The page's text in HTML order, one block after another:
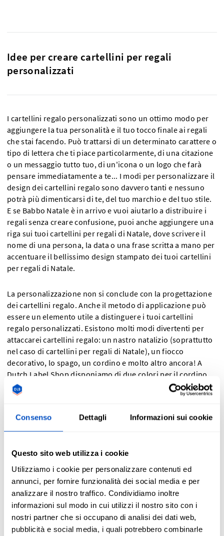
Consenso Dettagli Informazioni sui cookie
Questo sito web utilizza i cookie
Utilizziamo i cookie per personalizzare contenuti ed
annunci, per fornire funzionalità dei social media e per
analizzare il nostro traffico. Condividiamo inoltre
informazioni sul modo in cui utilizzi il nostro sito con i
nostri partner che si occupano di analisi dei dati web,
pubblicità e social media, i quali potrebbero combinarle
Idee per creare cartellini per regali
personalizzati
I cartellini regalo personalizzati sono un ottimo modo per
aggiungere la tua personalità e il tuo tocco finale ai regali
che stai facendo. Può trattarsi di un determinato carattere o
tipo di lettera che ti piace particolarmente, di una citazione
o un messaggio tutto tuo, di un'icona o un logo che farà
pensare immediatamente a te... I modi per personalizzare il
design dei cartellini regalo sono davvero tanti e nessuno
potrà più dimenticarsi di te, del tuo marchio e del tuo stile.
E se Babbo Natale è in arrivo e vuoi aiutarlo a distribuire i
regali senza creare confusione, puoi anche aggiungere una
riga sui tuoi cartellini per regali di Natale, dove scrivere il
nome di una persona, la data o una frase scritta a mano per
accentuare il bellissimo design stampato dei tuoi cartellini
per regali di Natale.
La personalizzazione non si conclude con la progettazione
dei cartellini regalo. Anche il metodo di applicazione può
essere un elemento utile a distinguere i tuoi cartellini
regalo personalizzati. Esistono molti modi divertenti per
attaccarei cartellini regalo: un nastro natalizio (soprattutto
nel caso di cartellini per regali di Natale), un fiocco
decorativo, lo spago, un cordino e molto altro ancora! A
Dutch Label Shop disponiamo di due colori per il cordino,
bianco o nero, che attaccheremo ai cartellini per regali fai
da te, facendoti risparmiare tempo ed energia. I cartellini
pratiche per la creazione di un cartellino.
Quali sono le dimensioni dei cartellini
regalo?